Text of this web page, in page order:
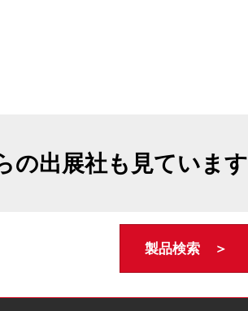
の出展社も見ています
製品検索 ＞